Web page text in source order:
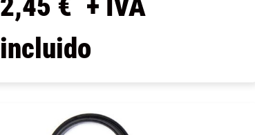
incluido